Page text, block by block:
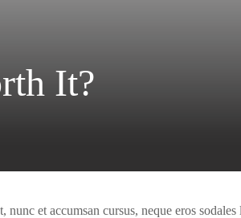
It?
et accumsan cursus, neque eros